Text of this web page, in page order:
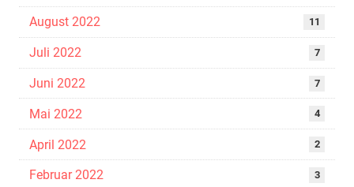
August 2022 11
Juli 2022 7
Juni 2022 7
Mai 2022 4
April 2022 2
Februar 2022 3